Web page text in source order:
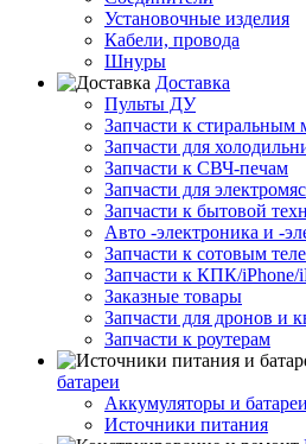
Установочные изделия
Кабели, провода
Шнуры
Доставка
Пульты ДУ
Запчасти к
Запчасти для
Запчасти к СВЧ-печам
Запчасти для
Запчасти к бытовой
Авто -электроника и -
Запчасти к сотовым
Запчасти к КПК/iPhone/
Заказные товары
Запчасти для дронов и
Запчасти к роутерам
батареи
Аккумуляторы и
Источники питания